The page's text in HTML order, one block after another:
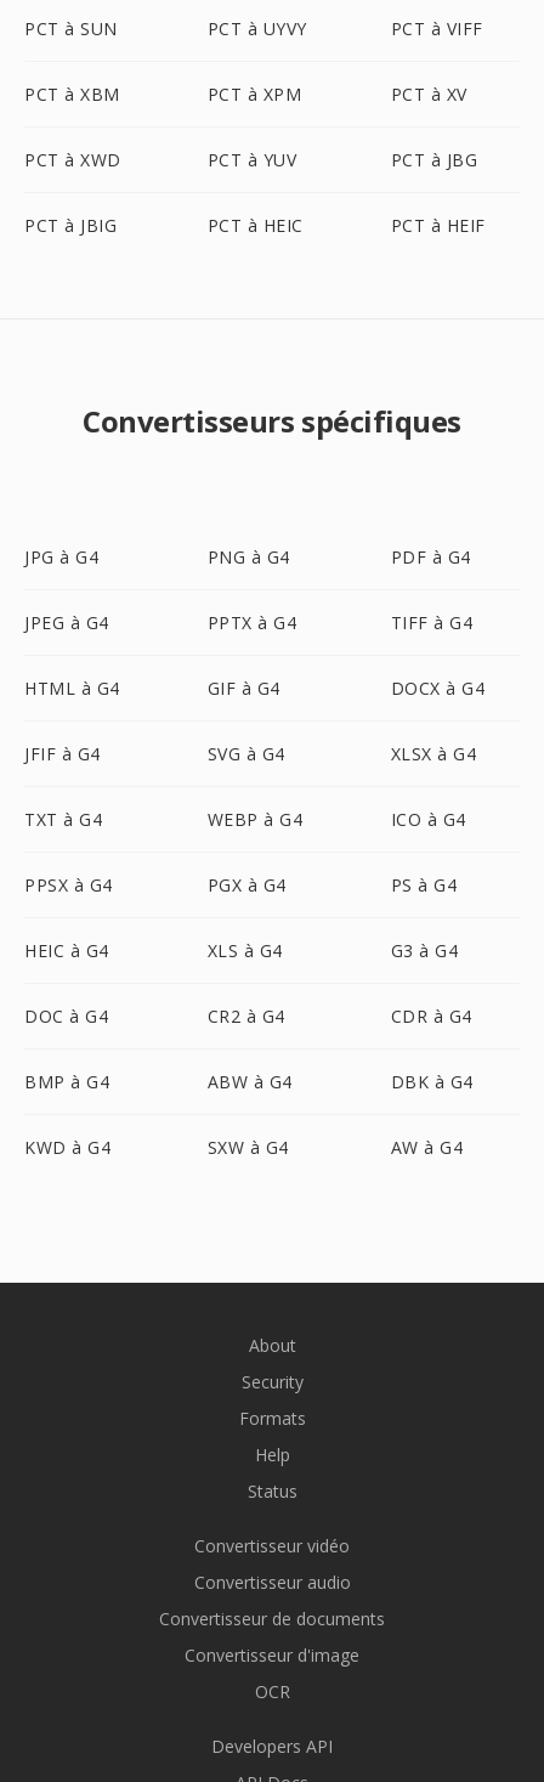
PCT à SUN PCT à UYVY PCT à VIFF
PCT à XBM PCT à XPM PCT à XV
PCT à XWD PCT à YUV PCT à JBG
PCT à JBIG PCT à HEIC PCT à HEIF
Convertisseurs spécifiques
JPG à G4 PNG à G4 PDF à G4
JPEG à G4 PPTX à G4 TIFF à G4
HTML à G4 GIF à G4 DOCX à G4
JFIF à G4 SVG à G4 XLSX à G4
TXT à G4 WEBP à G4 ICO à G4
PPSX à G4 PGX à G4 PS à G4
HEIC à G4 XLS à G4 G3 à G4
DOC à G4 CR2 à G4 CDR à G4
BMP à G4 ABW à G4 DBK à G4
KWD à G4 SXW à G4 AW à G4
About
Security
Formats
Help
Status
Convertisseur vidéo
Convertisseur audio
Convertisseur de documents
Convertisseur d'image
OCR
Developers API